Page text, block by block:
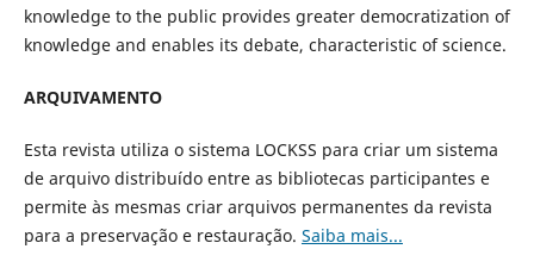
knowledge to the public provides greater democratization of
knowledge and enables its debate, characteristic of science.
ARQUIVAMENTO
Esta revista utiliza o sistema LOCKSS para criar um sistema
de arquivo distribuído entre as bibliotecas participantes e
permite às mesmas criar arquivos permanentes da revista
para a preservação e restauração. Saiba mais...